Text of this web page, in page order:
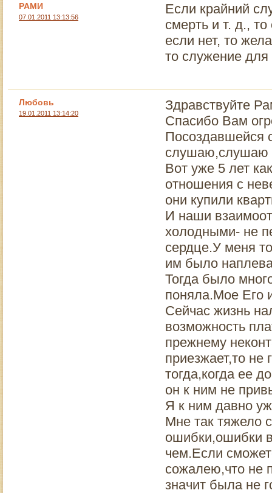
РАМИ
07.01.2011 13:13:56
Если крайний
смерть и т. д.,
если нет, то
то служение
Любовь
19.01.2011 13:14:20
Здравствуйте
Спасибо Вам
Посоздавшейся
слушаю,слушаю
Вот уже 5 лет
отношения с
они купили
И наши
холодными- не
сердце.У меня
им было
Тогда было
поняла.Мое Его
Сейчас жизнь
возможность
прежнему
приезжает,то не
тогда,когда ее
он к ним не
Я к ним давно
Мне так тяжело
ошибки,ошибки
чем.Если
сожалею,что не
значит была не